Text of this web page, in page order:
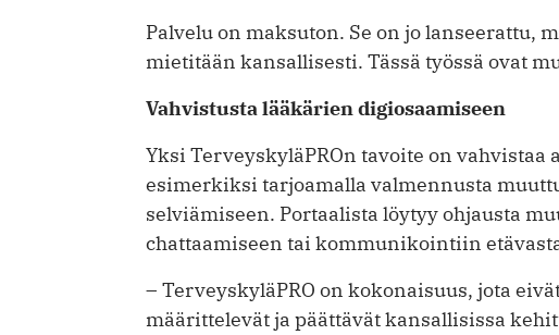
Palvelu on maksuton. Se on jo lanseerattu,
mietitään kansallisesti. Tässä työssä ovat
Vahvistusta lääkärien digiosaamiseen
Yksi TerveyskyläPROn tavoite on
esimerkiksi tarjoamalla valmennusta
selviämiseen. Portaalista löytyy ohjausta
chattaamiseen tai kommunikointiin
– TerveyskyläPRO on kokonaisuus, jota
määrittelevät ja päättävät kansallisissa